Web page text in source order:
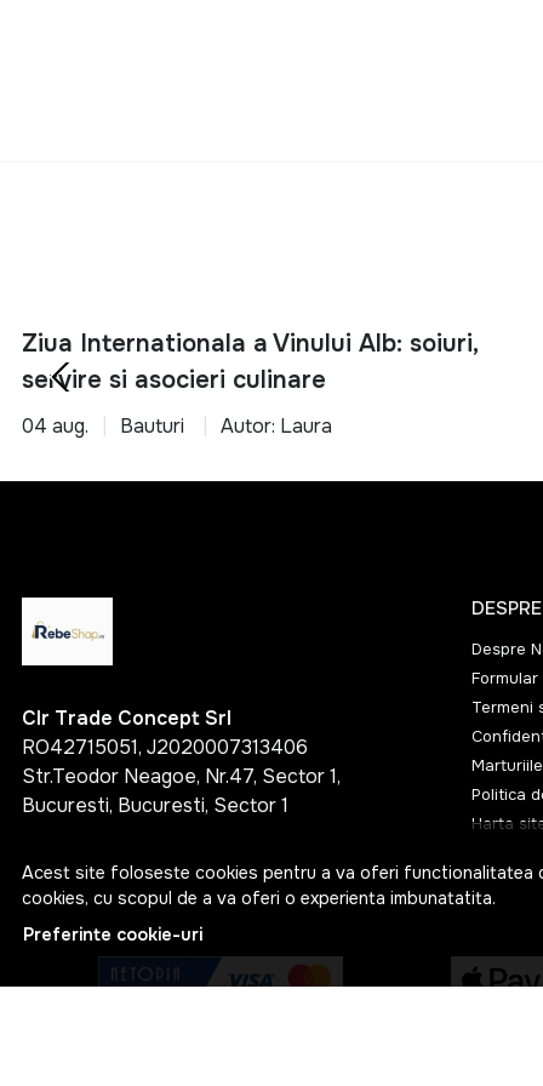
Acest site foloseste cookies pentru a va oferi functionalitatea
cookies, cu scopul de a va oferi o experienta imbunatatita.
Preferinte cookie-uri
Ziua Internationala a Vinului Alb: soiuri,
servire si asocieri culinare
04 aug. Bauturi Autor: Laura
Clr Trade Concept Srl
RO42715051, J2020007313406
Str.Teodor Neagoe, Nr.47, Sector 1,
Bucuresti, Bucuresti, Sector 1
Despre
Termeni
Politica
Harta